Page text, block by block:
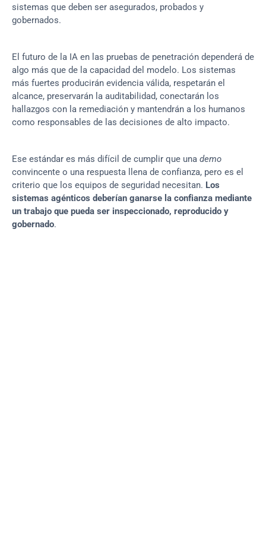
sistemas que deben ser asegurados, probados y
gobernados.
El futuro de la IA en las pruebas de penetración dependerá de
algo más que de la capacidad del modelo. Los sistemas
más fuertes producirán evidencia válida, respetarán el
alcance, preservarán la auditabilidad, conectarán los
hallazgos con la remediación y mantendrán a los humanos
como responsables de las decisiones de alto impacto.
Ese estándar es más difícil de cumplir que una demo
convincente o una respuesta llena de confianza, pero es el
criterio que los equipos de seguridad necesitan. Los
sistemas agénticos deberían ganarse la confianza mediante
un trabajo que pueda ser inspeccionado, reproducido y
gobernado.